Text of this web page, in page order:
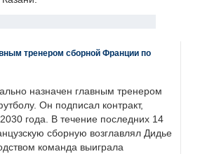
тренером сборной Франции по
назначен главным тренером
Он подписал контракт,
года. В течение последних 14
сборную возглавлял Дидье
команда выиграла